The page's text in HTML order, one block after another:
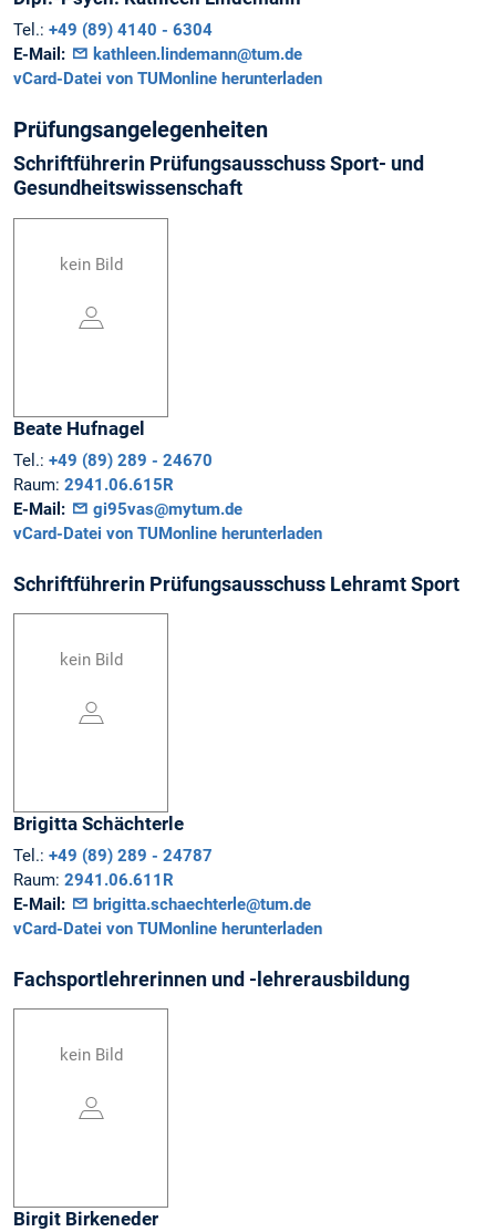
Tel.: +49 (89) 4140 - 6304
E-Mail:
kathleen.lindemann@tum.de
vCard-Datei von TUMonline herunterladen
Prüfungsangelegenheiten
Schriftführerin Prüfungsausschuss Sport- und
Gesundheitswissenschaft
kein Bild
Beate Hufnagel
Tel.: +49 (89) 289 - 24670
Raum: 2941.06.615R
E-Mail:
gi95vas@mytum.de
vCard-Datei von TUMonline herunterladen
Schriftführerin Prüfungsausschuss Lehramt Sport
kein Bild
Brigitta Schächterle
Tel.: +49 (89) 289 - 24787
Raum: 2941.06.611R
E-Mail:
brigitta.schaechterle@tum.de
vCard-Datei von TUMonline herunterladen
Fachsportlehrerinnen und -lehrerausbildung
kein Bild
Birgit Birkeneder